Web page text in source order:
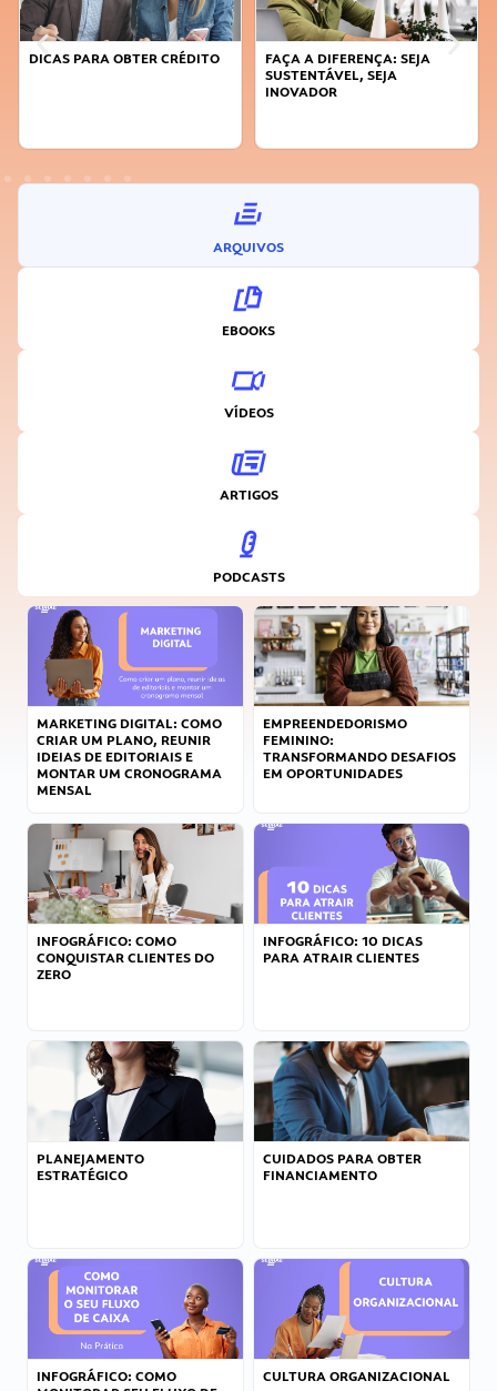
DICAS PARA OBTER CRÉDITO
FAÇA A DIFERENÇA: SEJA
SUSTENTÁVEL, SEJA
INOVADOR
ARQUIVOS
EBOOKS
VÍDEOS
ARTIGOS
PODCASTS
MARKETING DIGITAL: COMO
CRIAR UM PLANO, REUNIR
IDEIAS DE EDITORIAIS E
MONTAR UM CRONOGRAMA
MENSAL
EMPREENDEDORISMO
FEMININO:
TRANSFORMANDO DESAFIOS
EM OPORTUNIDADES
INFOGRÁFICO: COMO
CONQUISTAR CLIENTES DO
ZERO
INFOGRÁFICO: 10 DICAS
PARA ATRAIR CLIENTES
PLANEJAMENTO
ESTRATÉGICO
CUIDADOS PARA OBTER
FINANCIAMENTO
INFOGRÁFICO: COMO
CULTURA ORGANIZACIONAL